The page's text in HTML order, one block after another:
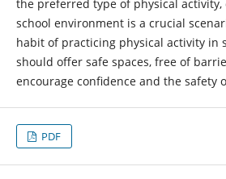
the preferred type of physical activity,
school environment is a crucial
habit of practicing physical activity in
should offer safe spaces, free of
encourage confidence and the safety
PDF